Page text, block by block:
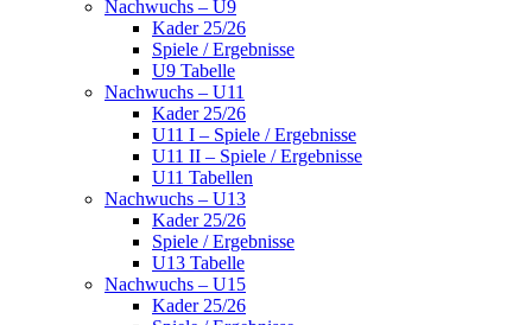
Nachwuchs – U9
Kader 25/26
Spiele / Ergebnisse
U9 Tabelle
Nachwuchs – U11
Kader 25/26
U11 I – Spiele / Ergebnisse
U11 II – Spiele / Ergebnisse
U11 Tabellen
Nachwuchs – U13
Kader 25/26
Spiele / Ergebnisse
U13 Tabelle
Nachwuchs – U15
Kader 25/26